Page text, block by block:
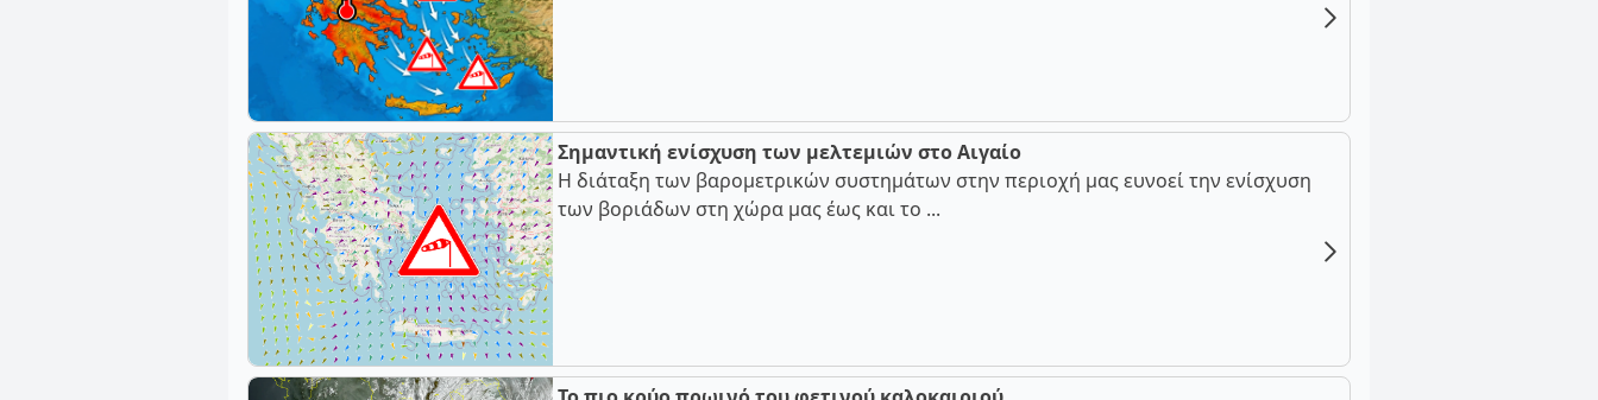
Σημαντική ενίσχυση των μελτεμιών στο Αιγαίο
Η διάταξη των βαρομετρικών συστημάτων στην περιοχή μας ευνοεί την ενίσχυση
των βοριάδων στη χώρα μας έως και το ...